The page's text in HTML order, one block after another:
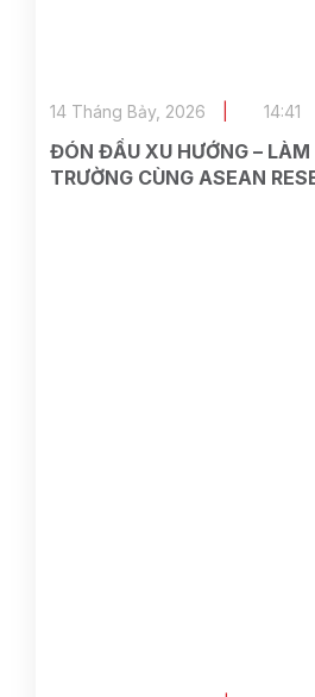
ĐÓN ĐẦU XU HƯỚNG –
TRƯỜNG CÙNG ASEAN
14 Tháng Bảy, 2026 14:41